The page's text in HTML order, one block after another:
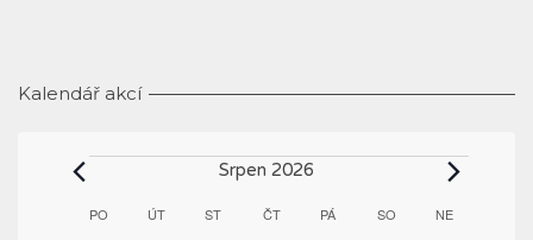
Kalendář akcí
Akce Srpen 2026
Kalendář
PO PONDĚLÍ
ÚTÚTERÝST STŘEDAČTČTVRTEK
PÁPÁTEK SO SOBOTA
NENEDĚLE